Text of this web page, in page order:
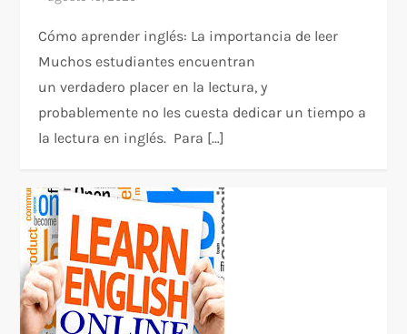
Cómo aprender inglés: La importancia de leer
Muchos estudiantes encuentran
un verdadero placer en la lectura, y
probablemente no les cuesta dedicar un tiempo a
la lectura en inglés. Para […]